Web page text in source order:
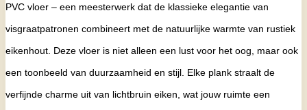
PVC vloer – een meesterwerk dat de klassieke elegantie van
visgraatpatronen combineert met de natuurlijke warmte van rustiek
eikenhout. Deze vloer is niet alleen een lust voor het oog, maar ook
een toonbeeld van duurzaamheid en stijl. Elke plank straalt de
verfijnde charme uit van lichtbruin eiken, wat jouw ruimte een